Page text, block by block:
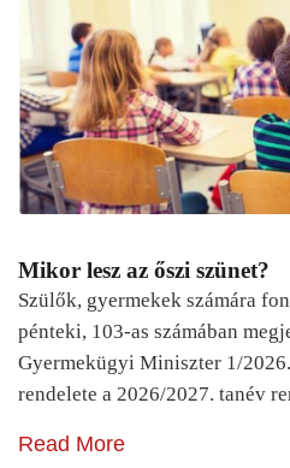
Mikor lesz az őszi szünet?
Szülők, gyermekek számára
pénteki, 103-as számában
Gyermekügyi Miniszter 1/
rendelete a 2026/2027. tanév
Read More